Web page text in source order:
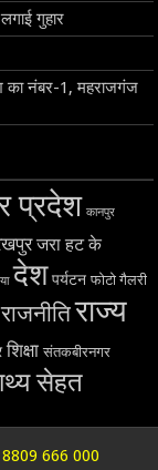
गुहार
का नंबर-1, महराजगंज
प्रदेश कानपुर
जरा हट के
देश पर्यटन फोटो गैलरी
राजनीतिराज्य
शिक्षा संतकबीरनगर
सेहत
666 000